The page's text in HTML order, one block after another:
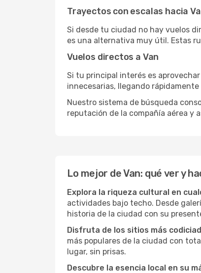
Trayectos con escalas hacia
Si desde tu ciudad no hay vuelos
es una alternativa muy útil. Estas
Vuelos directos a Van
Si tu principal interés es
innecesarias, llegando
Nuestro sistema de búsqueda
reputación de la compañía aérea y
Lo mejor de Van: qué ver y
Explora la riqueza cultural en
actividades bajo techo. Desde
historia de la ciudad con su
Disfruta de los sitios más
más populares de la ciudad con
lugar, sin prisas.
Descubre la esencia local en su